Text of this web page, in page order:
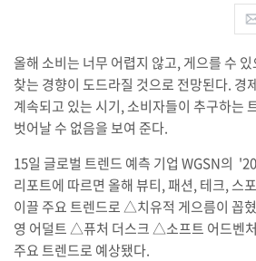
올해 소비는 너무 어렵지 않고, 게으를 수
찾는 경향이 도드라질 것으로 전망된다. 경
계속되고 있는 시기, 소비자들이 추구하는
벗어날 수 없음을 보여 준다.
15일 글로벌 트렌드 예측 기업 WGSN의
리포트에 따르면 올해 뷰티, 패션, 테크, 스
이끌 주요 트렌드로 △치유적 게으름이 꼽
영 어덜트 △퓨처 더스크 △소프트 어드벤
주요 트렌드로 예상됐다.